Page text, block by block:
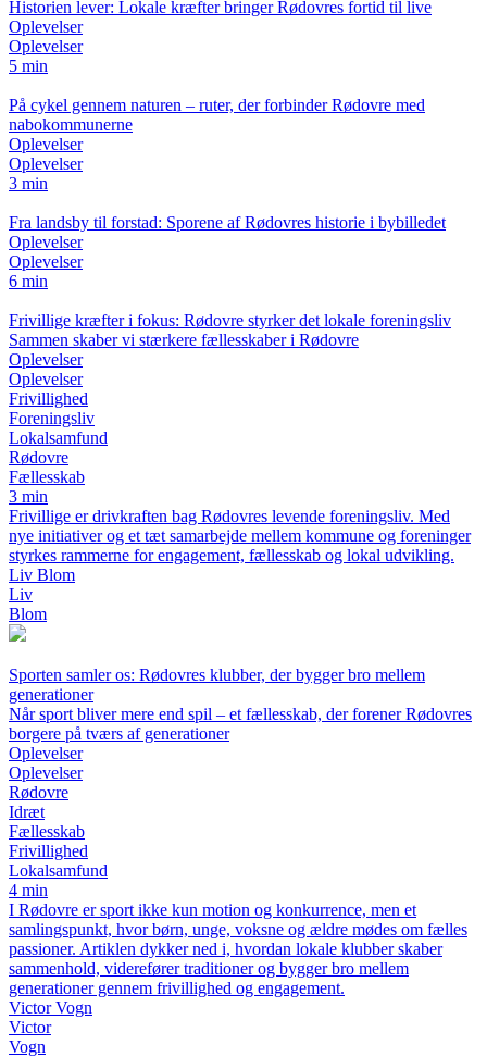
Historien lever: Lokale kræfter bringer Rødovres fortid til live
Oplevelser
Oplevelser
5 min
På cykel gennem naturen – ruter, der forbinder Rødovre med
nabokommunerne
Oplevelser
Oplevelser
3 min
Fra landsby til forstad: Sporene af Rødovres historie i bybilledet
Oplevelser
Oplevelser
6 min
Frivillige kræfter i fokus: Rødovre styrker det lokale foreningsliv
Sammen skaber vi stærkere fællesskaber i Rødovre
Oplevelser
Oplevelser
Frivillighed
Foreningsliv
Lokalsamfund
Rødovre
Fællesskab
3 min
Frivillige er drivkraften bag Rødovres levende foreningsliv. Med
nye initiativer og et tæt samarbejde mellem kommune og foreninger
styrkes rammerne for engagement, fællesskab og lokal udvikling.
Liv Blom
Liv
Blom
Sporten samler os: Rødovres klubber, der bygger bro mellem
generationer
Når sport bliver mere end spil – et fællesskab, der forener Rødovres
borgere på tværs af generationer
Oplevelser
Oplevelser
Rødovre
Idræt
Fællesskab
Frivillighed
Lokalsamfund
4 min
I Rødovre er sport ikke kun motion og konkurrence, men et
samlingspunkt, hvor børn, unge, voksne og ældre mødes om fælles
passioner. Artiklen dykker ned i, hvordan lokale klubber skaber
sammenhold, viderefører traditioner og bygger bro mellem
generationer gennem frivillighed og engagement.
Victor Vogn
Victor
Vogn